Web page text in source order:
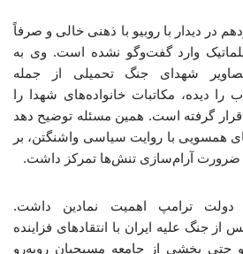
در دیدار با روبیو با ذهنی خالی و صرفاً
وارد گفت‌وگو نشده است. وی به
شهدای جنگ تحمیلی از جمله
را دیده، مکاتبات خانواده‌های شهدا را
قرار گرفته است. همین مسئله توضیح دهد
همسویی با روایت سیاسی واشنگتن، بر
ضرورت آرام‌سازی تنش‌ها تمرکز داشت.
دولت ترامپ اهمیت نمادین داشت.
جنگ علیه ایران با انتقادهای فزاینده
حتی بخشی از جامعه مسیحیان روبه‌رو